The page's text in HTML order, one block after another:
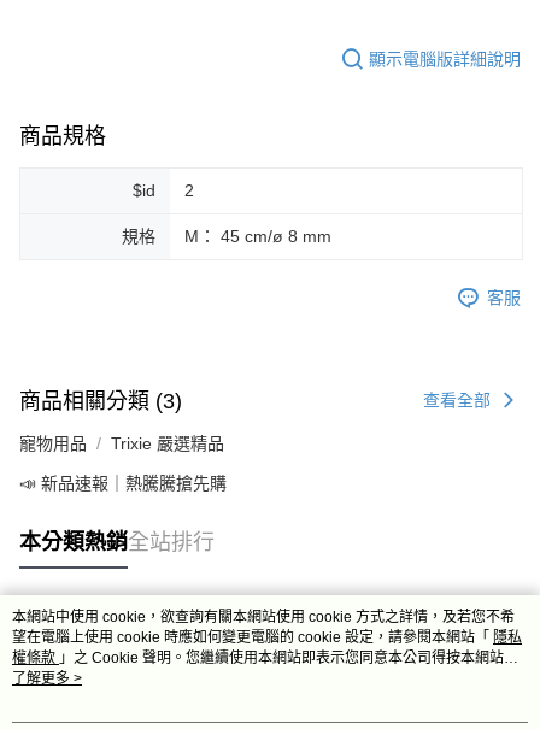
顯示電腦版詳細說明
商品規格
$id 2
規格 M： 45 cm/ø 8 mm
客服
商品相關分類 (3) 查看全部
寵物用品 Trixie 嚴選精品
📣 新品速報｜熱騰騰搶先購
本分類熱銷全站排行
熱門標籤
本網站中使用 cookie，欲查詢有關本網站使用 cookie 方式之詳情，及若您不希
望在電腦上使用 cookie 時應如何變更電腦的 cookie 設定，請參閱本網站「 隱私
權條款 」之 Cookie 聲明。您繼續使用本網站即表示您同意本公司得按本網站使
用條款之 Cookie 聲明使用 cookie。
了解更多 >